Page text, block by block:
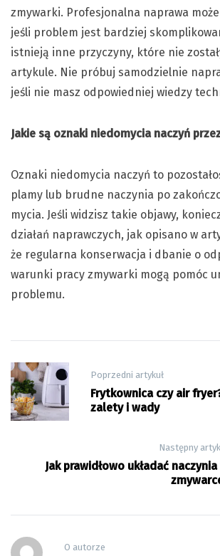
zmywarki. Profesjonalna naprawa
jeśli problem jest bardziej
istnieją inne przyczyny, które nie
artykule. Nie próbuj samodzielnie
jeśli nie masz odpowiedniej wiedzy
Jakie są oznaki niedomycia naczyń
Oznaki niedomycia naczyń to
plamy lub brudne naczynia po
mycia. Jeśli widzisz takie objawy,
działań naprawczych, jak opisano w
że regularna konserwacja i dbanie o
warunki pracy zmywarki mogą pomóc
problemu.
Nawigacja
wpisu
Poprzedni artykuł
Frytkownica czy air
zalety i wady
Następny
Jak prawidłowo układać naczynia
O autorze